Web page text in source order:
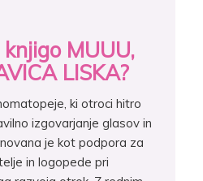
MUUU,
LISKA?
ki otroci hitro
izgovarjanje glasov in
je kot podpora za
in logopede pri